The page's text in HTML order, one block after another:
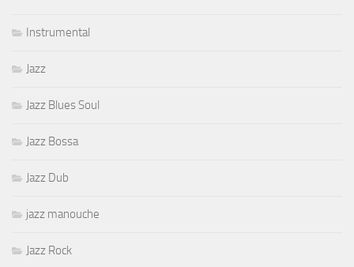
Instrumental
Jazz
Jazz Blues Soul
Jazz Bossa
Jazz Dub
jazz manouche
Jazz Rock